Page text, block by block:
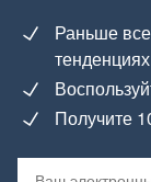
Раньше
Получите